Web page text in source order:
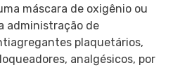
máscara de oxigênio ou
administração de
plaquetários,
analgésicos, por